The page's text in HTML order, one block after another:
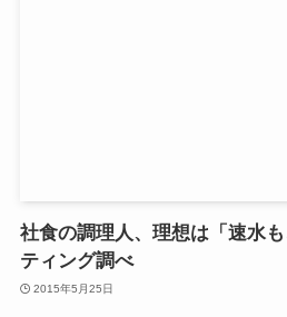
社食の調理人、理想は「速水
ティング調べ
2015年5月25日